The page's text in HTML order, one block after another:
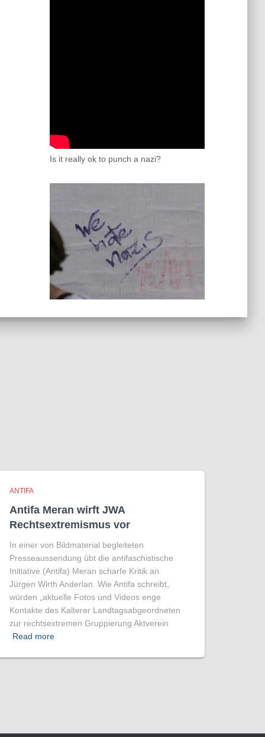
Is it really ok to punch a nazi?
ANTIFA
Antifa Meran wirft JWA
Rechtsextremismus vor
In einer von Bildmaterial begleiteten
Presseaussendung übt die antifaschistische
Initiative (Antifa) Meran scharfe Kritik an
Jürgen Wirth Anderlan. Wie Antifa schreibt,
würden „aktuelle Fotos und Videos enge
Kontakte des Kalterer Landtagsabgeordneten
zur rechtsextremen Gruppierung Aktverein
Read more